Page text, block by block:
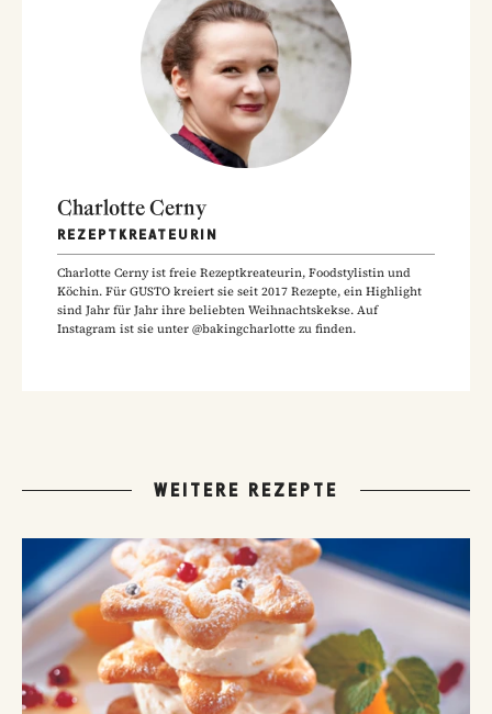
Charlotte Cerny
REZEPTKREATEURIN
Charlotte Cerny ist freie Rezeptkreateurin, Foodstylistin und
Köchin. Für GUSTO kreiert sie seit 2017 Rezepte, ein Highlight
sind Jahr für Jahr ihre beliebten Weihnachtskekse. Auf
Instagram ist sie unter @bakingcharlotte zu finden.
WEITERE REZEPTE